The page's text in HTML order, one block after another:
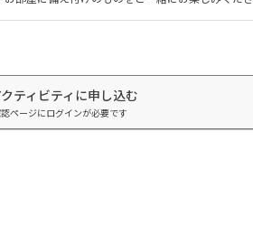
ティビティに申し込む
ページにログインが必要です